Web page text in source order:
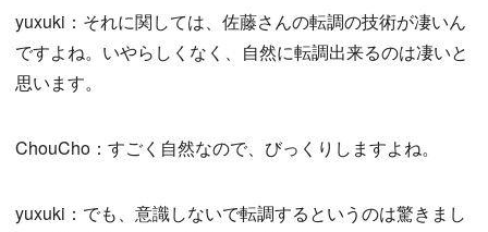
yuxuki：それに関しては、佐藤さんの転調の技術が凄いん
ですよね。いやらしくなく、自然に転調出来るのは凄いと
思います。
ChouCho：すごく自然なので、びっくりしますよね。
yuxuki：でも、意識しないで転調するというのは驚きまし